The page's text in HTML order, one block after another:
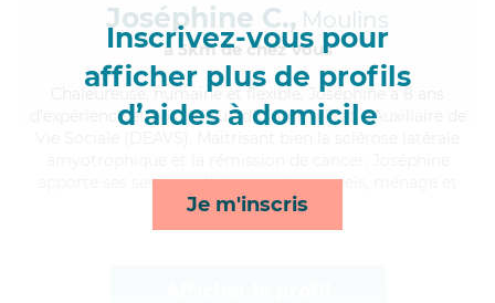
Inscrivez-vous pour
afficher plus de profils
d’aides à domicile
Je m'inscris
Joséphine C., Moulins
à 5km de chez Vous
, humaine et flexible, Joséphine a 8 ans
d'expérience et possède un diplôme d'État d'Auxiliaire de
apporte ses services de transports, rappels, ménage et
surveillance de nuit*